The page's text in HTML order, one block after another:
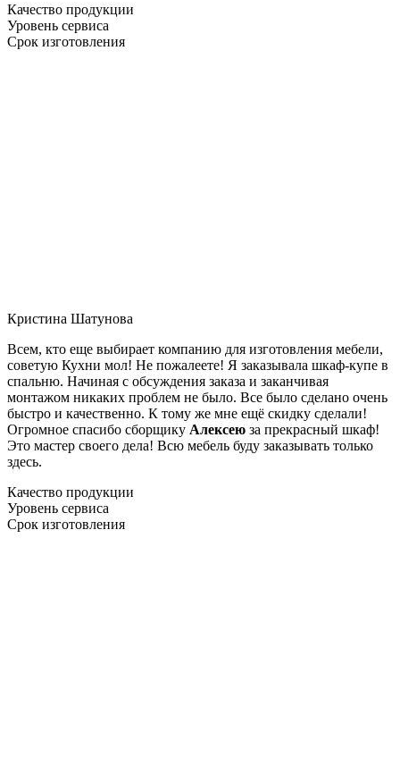
Качество продукции
Уровень сервиса
Срок изготовления
Кристина Шатунова
Всем, кто еще выбирает компанию для изготовления мебели,
советую Кухни мол! Не пожалеете! Я заказывала шкаф-купе в
спальню. Начиная с обсуждения заказа и заканчивая
монтажом никаких проблем не было. Все было сделано очень
быстро и качественно. К тому же мне ещё скидку сделали!
Огромное спасибо сборщику Алексею за прекрасный шкаф!
Это мастер своего дела! Всю мебель буду заказывать только
здесь.
Качество продукции
Уровень сервиса
Срок изготовления